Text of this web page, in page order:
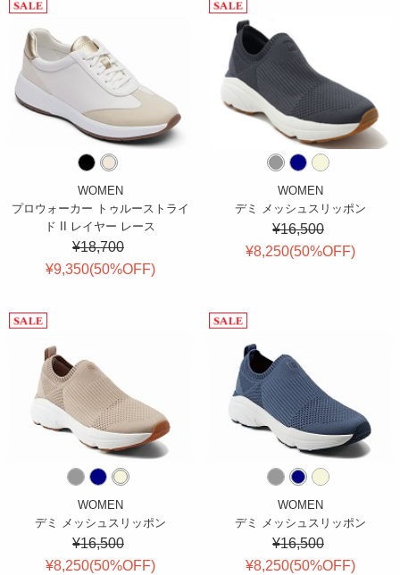
WOMEN
プロウォーカー トゥルーストライ
ド II レイヤー レース
¥18,700
¥9,350(50%OFF)
WOMEN
デミ メッシュスリッポン
¥16,500
¥8,250(50%OFF)
WOMEN
デミ メッシュスリッポン
¥16,500
¥8,250(50%OFF)
WOMEN
デミ メッシュスリッポン
¥16,500
¥8,250(50%OFF)